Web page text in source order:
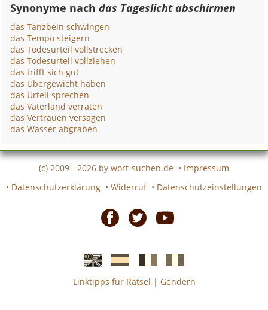
Synonyme nachdas Tageslicht abschirmen
das Tanzbein schwingen
das Tempo steigern
das Todesurteil vollstrecken
das Todesurteil vollziehen
das trifft sich gut
das Übergewicht haben
das Urteil sprechen
das Vaterland verraten
das Vertrauen versagen
das Wasser abgraben
(c) 2009 - 2026 by wort-suchen.de • Impressum
• Datenschutzerklärung • Widerruf • Datenschutzeinstellungen
EnglischeSpanischefranzösicheitalienische
Linktipps für Rätsel | Gendern